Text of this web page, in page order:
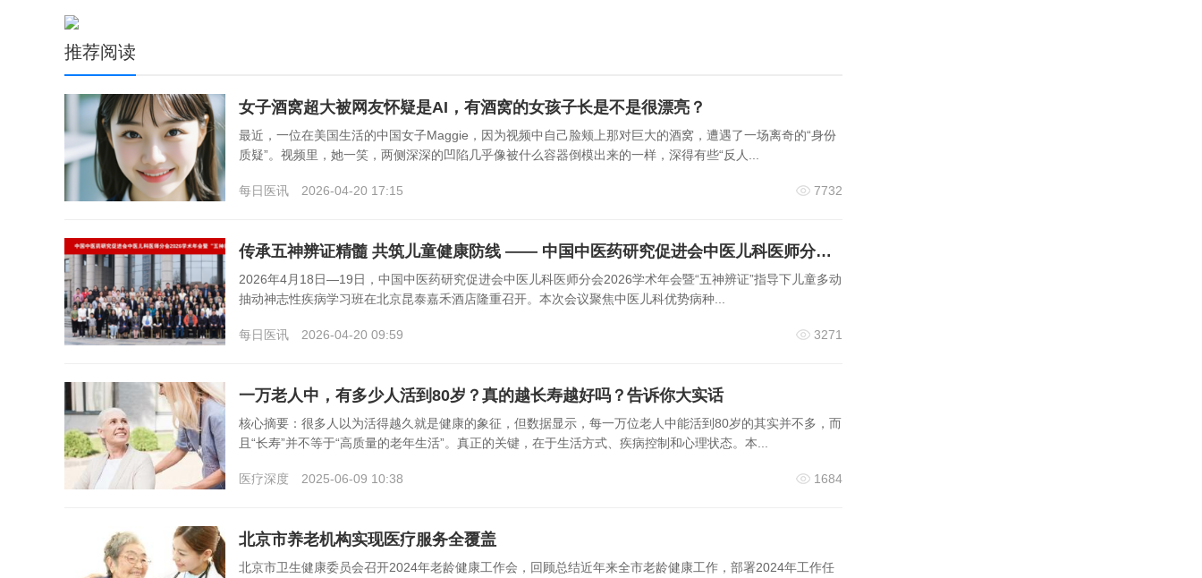
推荐阅读
女子酒窝超大被网友怀疑是AI，有酒窝的女孩子长是不是很漂亮？
最近，一位在美国生活的中国女子Maggie，因为视频中自己脸颊上那对巨大的酒窝，遭遇了一场离奇的“身份
质疑”。视频里，她一笑，两侧深深的凹陷几乎像被什么容器倒模出来的一样，深得有些“反人...
每日医讯 2026-04-20 17:15 7732
传承五神辨证精髓 共筑儿童健康防线 —— 中国中医药研究促进会中医儿科医师分会 2026学术年会在京圆满召开
2026年4月18日—19日，中国中医药研究促进会中医儿科医师分会2026学术年会暨“五神辨证”指导下儿童多动
抽动神志性疾病学习班在北京昆泰嘉禾酒店隆重召开。本次会议聚焦中医儿科优势病种...
每日医讯 2026-04-20 09:59 3271
一万老人中，有多少人活到80岁？真的越长寿越好吗？告诉你大实话
核心摘要：很多人以为活得越久就是健康的象征，但数据显示，每一万位老人中能活到80岁的其实并不多，而
且“长寿”并不等于“高质量的老年生活”。真正的关键，在于生活方式、疾病控制和心理状态。本...
医疗深度 2025-06-09 10:38 1684
北京市养老机构实现医疗服务全覆盖
北京市卫生健康委员会召开2024年老龄健康工作会，回顾总结近年来全市老龄健康工作，部署2024年工作任